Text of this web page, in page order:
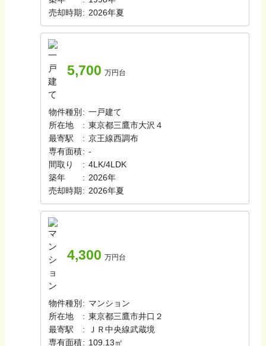
売却時期 : 2026年夏
5,700 万円台
物件種別 : 一戸建て
所在地
: 東京都三鷹市大沢４
最寄駅
: 京王線西調布
専有面積: -
間取り
: 4LK/4LDK
築年
: 2026年
売却時期 : 2026年夏
4,300 万円台
物件種別 : マンション
所在地
: 東京都三鷹市井口２
最寄駅
: ＪＲ中央線武蔵境
専有面積: 109.13㎡